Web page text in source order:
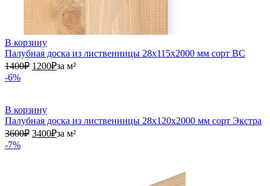
В корзину
Палубная доска из лиственницы 28х115х2000 мм сорт ВС
1400₽ 1400₽.
1200₽1200₽.
за м²
-6%
В корзину
Палубная доска из лиственницы 28х120х2000 мм сорт Экстра
3600₽ 3600₽.
3400₽3400₽.
за м²
-7%